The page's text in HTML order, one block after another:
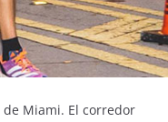
Miami. El corredor